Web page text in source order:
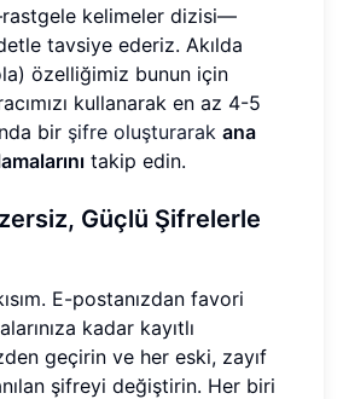
kelimeler dizisi—
tavsiye ederiz. Akılda
özelliğimiz bunun için
kullanarak en az 4-5
bir şifre oluşturarak ana
takip edin.
Güçlü Şifrelerle
E-postanızdan favori
kadar kayıtlı
geçirin ve her eski, zayıf
şifreyi değiştirin. Her biri